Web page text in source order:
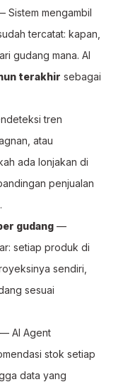
Sistem mengambil
tercatat: kapan,
gudang mana. AI
terakhir sebagai
tren
atau
ada lonjakan di
penjualan
gudang —
setiap produk di
sendiri,
sesuai
— AI Agent
stok setiap
data yang